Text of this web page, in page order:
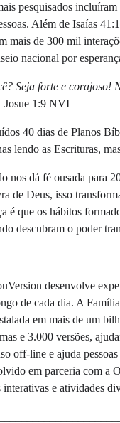
pesquisados
Além de Isaías
mais de 300 mil
nacional por
Seja forte e corajoso!
Josue 1:9 NVI
40 dias de Planos
lendo as Escrituras,
nos dá fé ousada para
de Deus, isso
é que os hábitos
descubram o poder
desenvolve
de cada dia. A
em mais de um
e 3.000 versões,
off-line e ajuda
em parceria com a
e atividades